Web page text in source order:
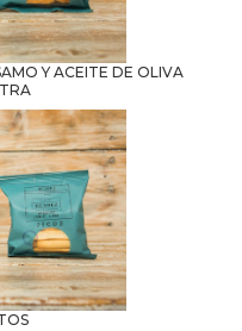
Y ACEITE DE OLIVA